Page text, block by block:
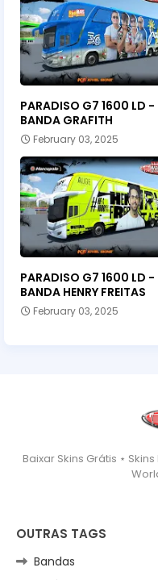
PARADISO G7 1600 LD -
BANDA GRAFITH
February 03, 2025
PARADISO G7 1600 LD -
BANDA HENRY FREITAS
February 03, 2025
Baixar Skins Grátis ⋆
OUTRAS TAGS
Bandas